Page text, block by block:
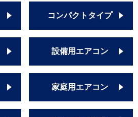
PA-P140F7KDBコンパクトタイプ
設備用エアコン
家庭用エアコン